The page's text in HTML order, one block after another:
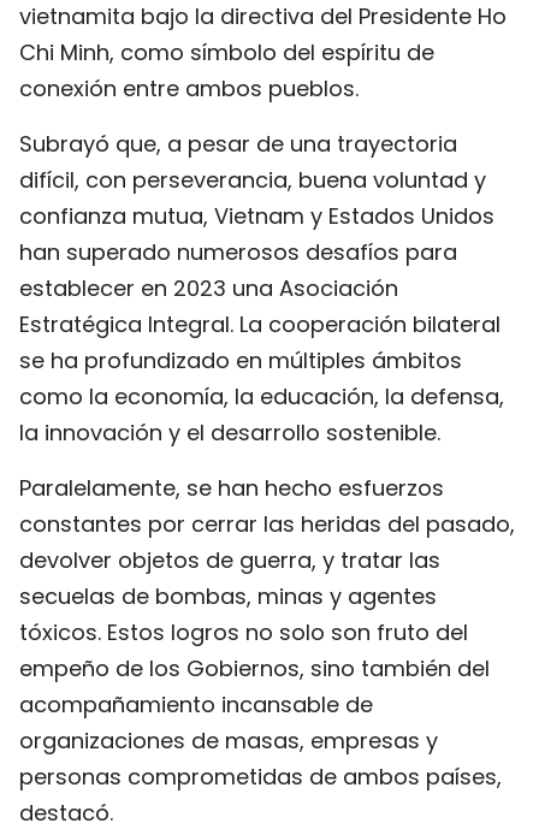
vietnamita bajo la directiva del Presidente Ho
Chi Minh, como símbolo del espíritu de
conexión entre ambos pueblos.
Subrayó que, a pesar de una trayectoria
difícil, con perseverancia, buena voluntad y
confianza mutua, Vietnam y Estados Unidos
han superado numerosos desafíos para
establecer en 2023 una Asociación
Estratégica Integral. La cooperación bilateral
se ha profundizado en múltiples ámbitos
como la economía, la educación, la defensa,
la innovación y el desarrollo sostenible.
Paralelamente, se han hecho esfuerzos
constantes por cerrar las heridas del pasado,
devolver objetos de guerra, y tratar las
secuelas de bombas, minas y agentes
tóxicos. Estos logros no solo son fruto del
empeño de los Gobiernos, sino también del
acompañamiento incansable de
organizaciones de masas, empresas y
personas comprometidas de ambos países,
destacó.